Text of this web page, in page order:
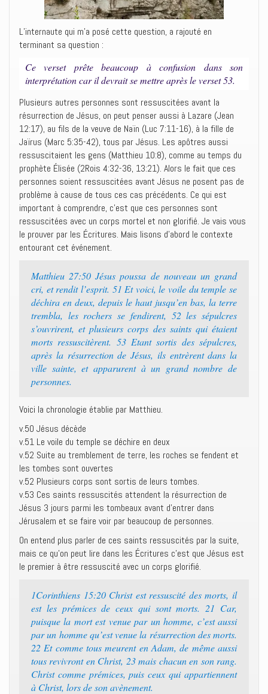
L’internaute qui m’a posé cette question, a rajouté en
terminant sa question :
Ce verset prête beaucoup à confusion dans son
interprétation car il devrait se mettre après le verset 53.
Plusieurs autres personnes sont ressuscitées avant la
résurrection de Jésus, on peut penser aussi à Lazare (Jean
12:17), au fils de la veuve de Naïn (Luc 7:11-16), à la fille de
Jaïrus (Marc 5:35-42), tous par Jésus. Les apôtres aussi
ressuscitaient les gens (Matthieu 10:8), comme au temps du
prophète Élisée (2Rois 4:32-36, 13:21). Alors le fait que ces
personnes soient ressuscitées avant Jésus ne posent pas de
problème à cause de tous ces cas précédents. Ce qui est
important à comprendre, c’est que ces personnes sont
ressuscitées avec un corps mortel et non glorifié. Je vais vous
le prouver par les Écritures. Mais lisons d’abord le contexte
entourant cet événement.
Matthieu 27:50 Jésus poussa de nouveau un grand
cri, et rendit l’esprit. 51 Et voici, le voile du temple se
déchira en deux, depuis le haut jusqu’en bas, la terre
trembla, les rochers se fendirent, 52 les sépulcres
s’ouvrirent, et plusieurs corps des saints qui étaient
morts ressuscitèrent. 53 Etant sortis des sépulcres,
après la résurrection de Jésus, ils entrèrent dans la
ville sainte, et apparurent à un grand nombre de
personnes.
Voici la chronologie établie par Matthieu.
v.50 Jésus décède
v.51 Le voile du temple se déchire en deux
v.52 Suite au tremblement de terre, les roches se fendent et
les tombes sont ouvertes
v.52 Plusieurs corps sont sortis de leurs tombes.
v.53 Ces saints ressuscités attendent la résurrection de
Jésus 3 jours parmi les tombeaux avant d’entrer dans
Jérusalem et se faire voir par beaucoup de personnes.
On entend plus parler de ces saints ressuscités par la suite,
mais ce qu’on peut lire dans les Écritures c’est que Jésus est
le premier à être ressuscité avec un corps glorifié.
1Corinthiens 15:20 Christ est ressuscité des morts, il
est les prémices de ceux qui sont morts. 21 Car,
puisque la mort est venue par un homme, c’est aussi
par un homme qu’est venue la résurrection des morts.
22 Et comme tous meurent en Adam, de même aussi
tous revivront en Christ, 23 mais chacun en son rang.
Christ comme prémices, puis ceux qui appartiennent
à Christ, lors de son avènement.